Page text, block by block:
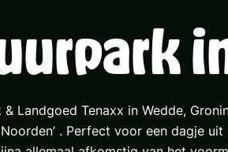
Landgoed Tenaxx in Wedde,
. Perfect voor een dagje